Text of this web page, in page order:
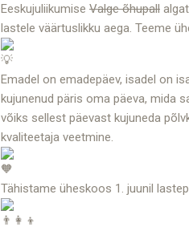
Eeskujuliikumise Valge õhupall
lastele väärtuslikku aega. Teeme
Emadel on emadepäev, isadel on
kujunenud päris oma päeva, mida
võiks sellest päevast kujuneda
kvaliteetaja veetmine.
Tähistame üheskoos 1. juunil